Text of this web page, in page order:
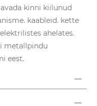
kinni kiilunud
kaableid. kette
ahelates.
metallpindu
eest.